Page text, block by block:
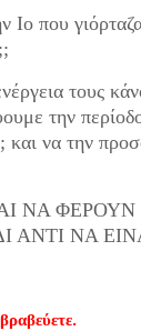
που
τους
την
και να την
ΝΑ ΦΕΡΟΥΝ
ΝΑ